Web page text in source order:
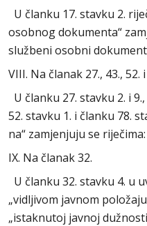
U članku 17. stavku 2.
osobnog dokumenta“
službeni osobni
VIII. Na članak 27., 43., 52.
U članku 27. stavku 2. i
52. stavku 1. i članku 78.
na“ zamjenjuju se
IX. Na članak 32.
U članku 32. stavku 4. u
„vidljivom javnom
„istaknutoj javnoj